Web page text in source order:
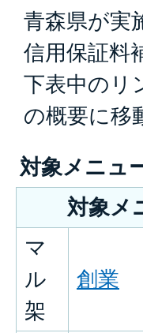
青森県が実
信用保証料
下表中のリ
の概要に移
対象メニュ
対象メ
マ
ル
架
創業